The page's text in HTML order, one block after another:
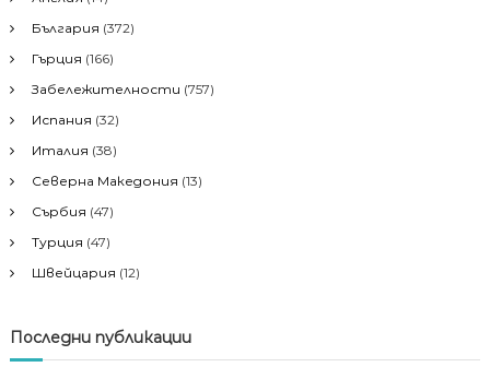
България (372)
Гърция (166)
Забележителности (757)
Испания (32)
Италия (38)
Северна Македония (13)
Сърбия (47)
Турция (47)
Швейцария (12)
Последни публикации